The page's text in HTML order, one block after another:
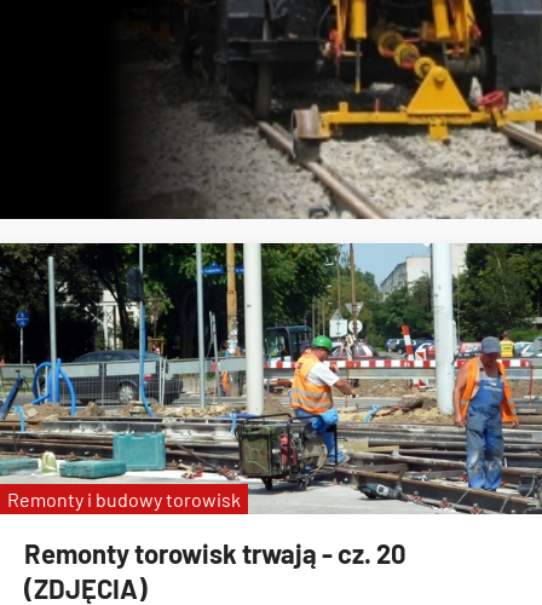
Remonty torowisk trwają - cz. 20
(ZDJĘCIA)
Remonty i budowy torowisk